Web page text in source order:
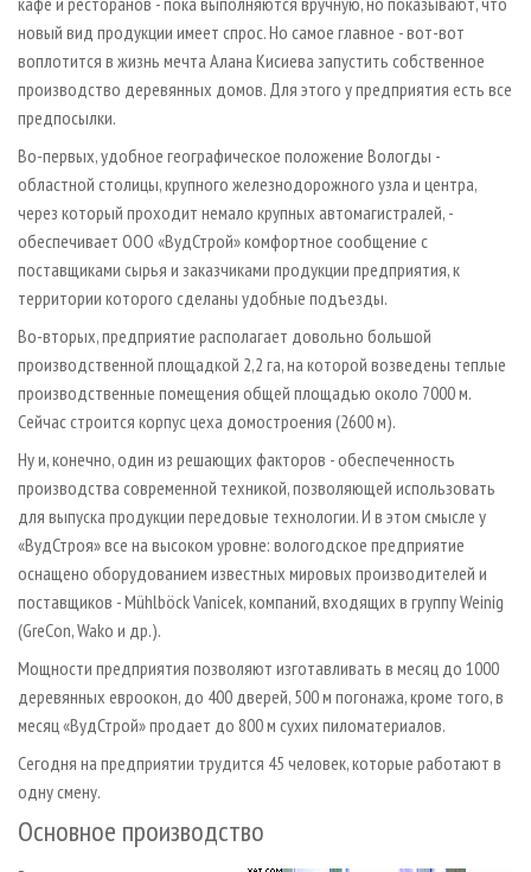
новый вид продукции имеет спрос. Но самое главное - вот-вот
воплотится в жизнь мечта Алана Кисиева запустить собственное
производство деревянных домов. Для этого у предприятия есть все
предпосылки.
Во-первых, удобное географическое положение Вологды -
областной столицы, крупного железнодорожного узла и центра,
через который проходит немало крупных автомагистралей, -
обеспечивает ООО «ВудСтрой» комфортное сообщение с
поставщиками сырья и заказчиками продукции предприятия, к
территории которого сделаны удобные подъезды.
Во-вторых, предприятие располагает довольно большой
производственной площадкой 2,2 га, на которой возведены теплые
производственные помещения общей площадью около 7000 м.
Сейчас строится корпус цеха домостроения (2600 м).
Ну и, конечно, один из решающих факторов - обеспеченность
производства современной техникой, позволяющей использовать
для выпуска продукции передовые технологии. И в этом смысле у
«ВудСтроя» все на высоком уровне: вологодское предприятие
оснащено оборудованием известных мировых производителей и
поставщиков - Mühlböck Vanicek, компаний, входящих в группу Weinig
(GreCon, Wako и др.).
Мощности предприятия позволяют изготавливать в месяц до 1000
деревянных евроокон, до 400 дверей, 500 м погонажа, кроме того, в
месяц «ВудСтрой» продает до 800 м сухих пиломатериалов.
Сегодня на предприятии трудится 45 человек, которые работают в
одну смену.
Основное производство